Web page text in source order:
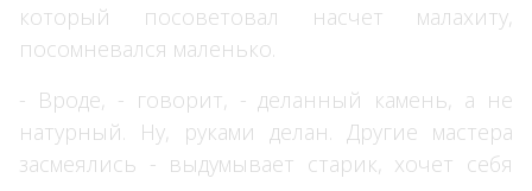
который посоветовал насчет малахиту,
посомневался маленько.
- Вроде, - говорит, - деланный камень, а не
натурный. Ну, руками делан. Другие мастера
засмеялись - выдумывает старик, хочет себя